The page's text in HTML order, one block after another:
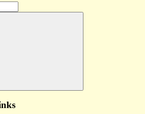
Suchen